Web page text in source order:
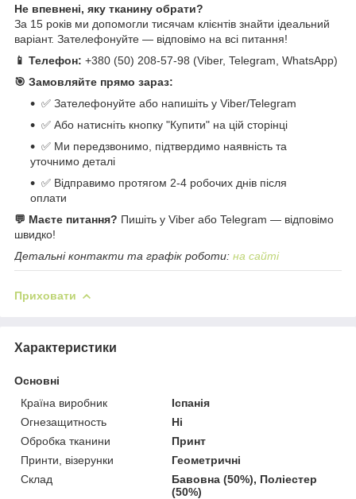
Не впевнені, яку тканину обрати?
За 15 років ми допомогли тисячам клієнтів знайти ідеальний
варіант. Зателефонуйте — відповімо на всі питання!
📱 Телефон: +380 (50) 208-57-98 (Viber, Telegram, WhatsApp)
🎯 Замовляйте прямо зараз:
✅ Зателефонуйте або напишіть у Viber/Telegram
✅ Або натисніть кнопку "Купити" на цій сторінці
✅ Ми передзвонимо, підтвердимо наявність та
уточнимо деталі
✅ Відправимо протягом 2-4 робочих днів після
оплати
💬 Маєте питання? Пишіть у Viber або Telegram — відповімо
швидко!
Детальні контакти та графік роботи: на сайті
Приховати
Характеристики
Основні
Країна виробник
Іспанія
Огнезащитность
Ні
Обробка тканини
Принт
Принти, візерунки
Геометричні
Склад
Бавовна (50%), Поліестер
(50%)